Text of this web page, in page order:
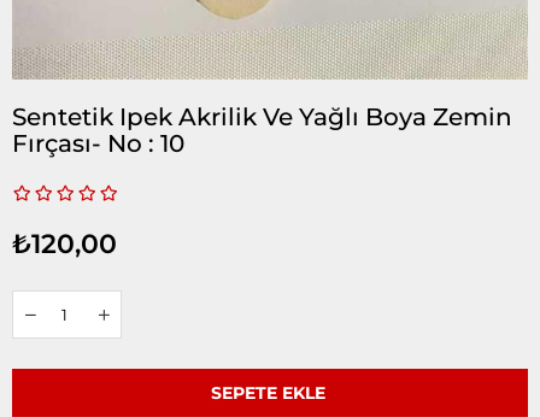
Sentetik Ipek Akrilik Ve Yağlı Boya Zemin
Fırçası- No : 10
₺120,00